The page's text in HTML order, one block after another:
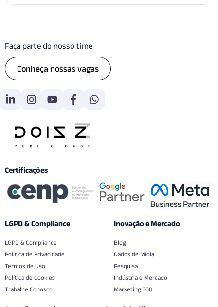
Faça parte do nosso time
Conheça nossas vagas
Certificações
LGPD & Compliance
LGPD & Compliance
Politica de Privacidade
Termos de Uso
Política de Cookies
Trabalhe Conosco
Inovação e Mercado
Blog
Dados de Mídia
Pesquisa
Indústria e Mercado
Marketing 360